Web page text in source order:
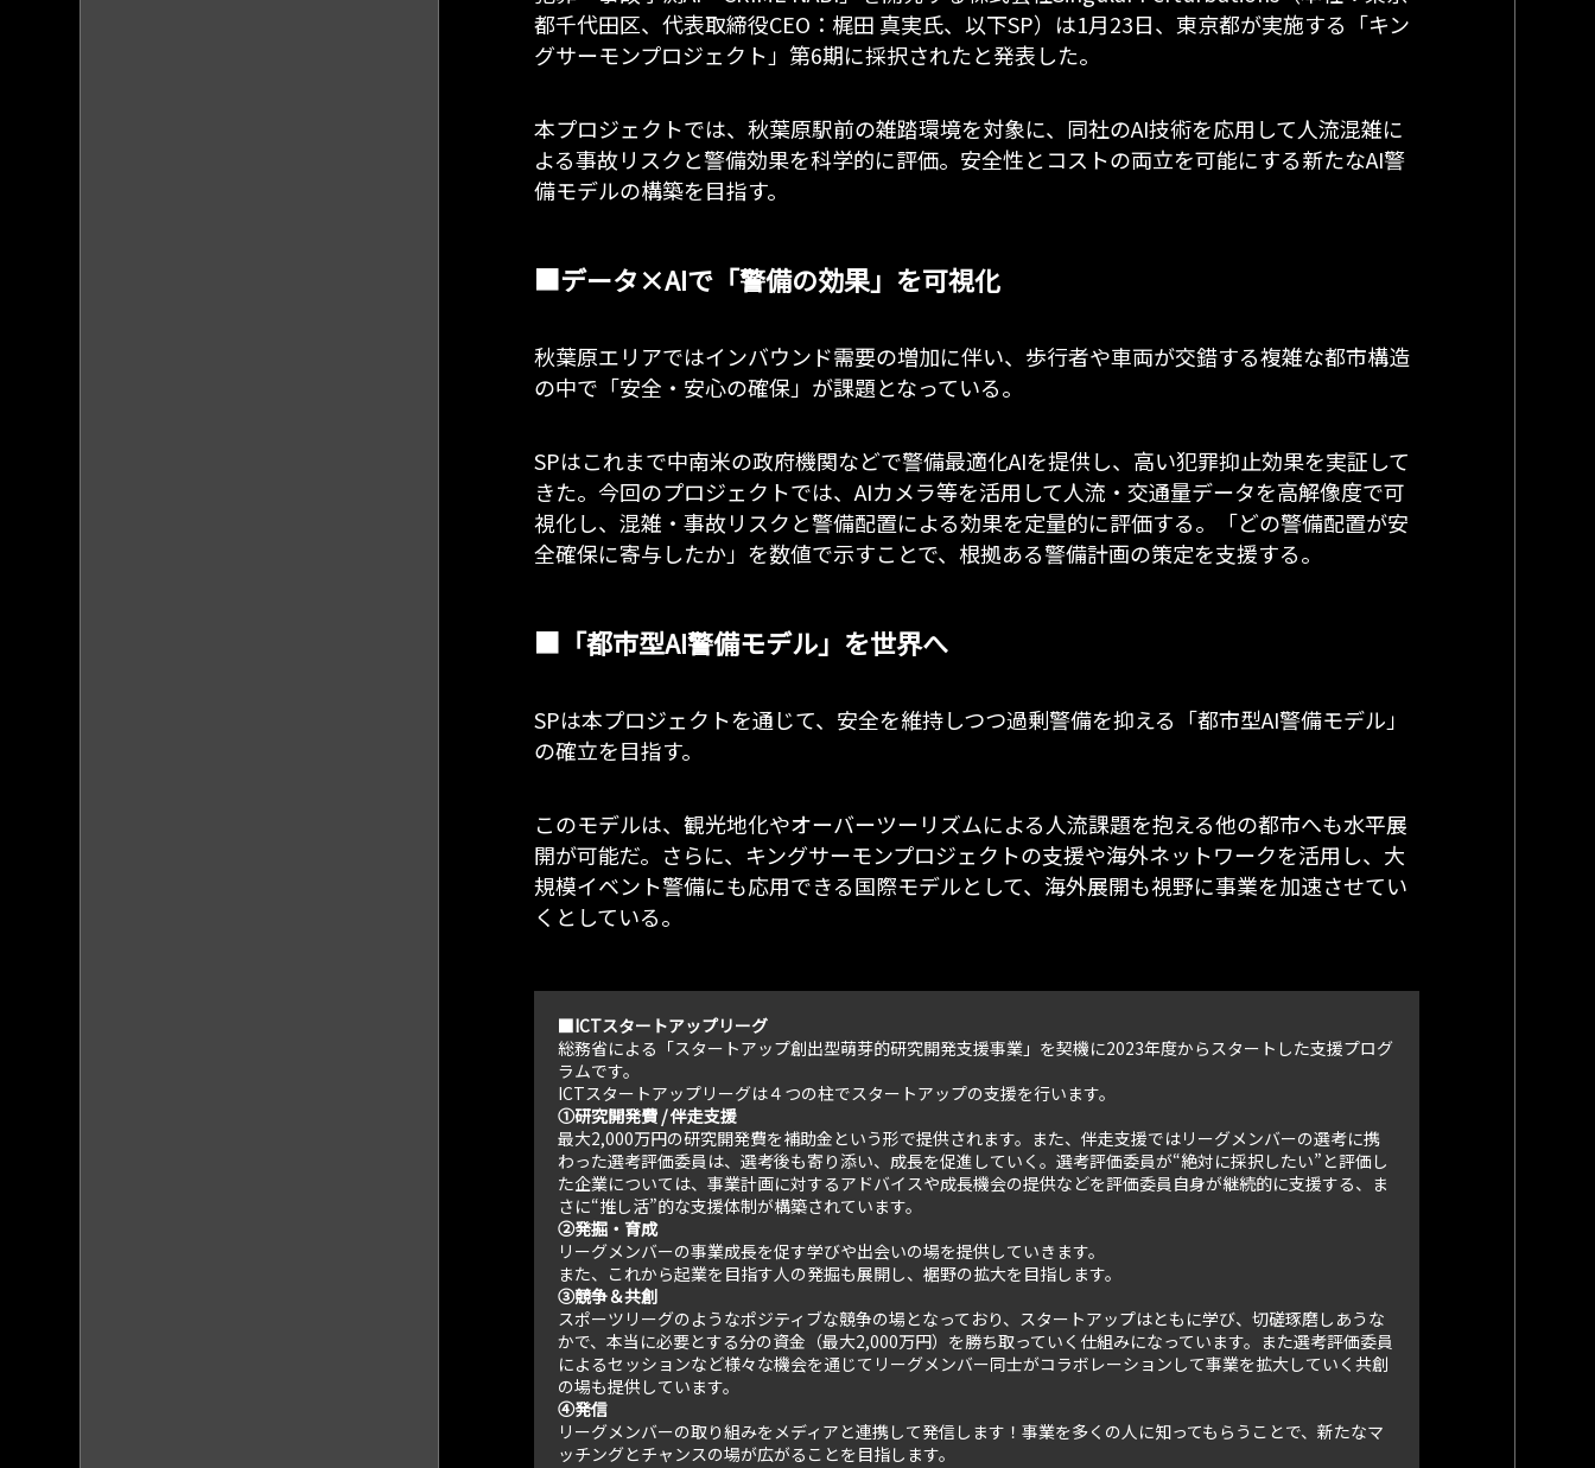
都千代田区、代表取締役CEO：梶田 真実氏、以下SP）は1月23日、東京都が実施する「キン
グサーモンプロジェクト」第6期に採択されたと発表した。
本プロジェクトでは、秋葉原駅前の雑踏環境を対象に、同社のAI技術を応用して人流混雑に
よる事故リスクと警備効果を科学的に評価。安全性とコストの両立を可能にする新たなAI警
備モデルの構築を目指す。
■データ×AIで「警備の効果」を可視化
秋葉原エリアではインバウンド需要の増加に伴い、歩行者や車両が交錯する複雑な都市構造
の中で「安全・安心の確保」が課題となっている。
SPはこれまで中南米の政府機関などで警備最適化AIを提供し、高い犯罪抑止効果を実証して
きた。今回のプロジェクトでは、AIカメラ等を活用して人流・交通量データを高解像度で可
視化し、混雑・事故リスクと警備配置による効果を定量的に評価する。「どの警備配置が安
全確保に寄与したか」を数値で示すことで、根拠ある警備計画の策定を支援する。
■「都市型AI警備モデル」を世界へ
SPは本プロジェクトを通じて、安全を維持しつつ過剰警備を抑える「都市型AI警備モデル」
の確立を目指す。
このモデルは、観光地化やオーバーツーリズムによる人流課題を抱える他の都市へも水平展
開が可能だ。さらに、キングサーモンプロジェクトの支援や海外ネットワークを活用し、大
規模イベント警備にも応用できる国際モデルとして、海外展開も視野に事業を加速させてい
くとしている。
■ICTスタートアップリーグ
総務省による「スタートアップ創出型萌芽的研究開発支援事業」を契機に2023年度からスタートした支援プログ
ラムです。
ICTスタートアップリーグは４つの柱でスタートアップの支援を行います。
①研究開発費 / 伴走支援
最大2,000万円の研究開発費を補助金という形で提供されます。また、伴走支援ではリーグメンバーの選考に携
わった選考評価委員は、選考後も寄り添い、成長を促進していく。選考評価委員が“絶対に採択したい”と評価し
た企業については、事業計画に対するアドバイスや成長機会の提供などを評価委員自身が継続的に支援する、ま
さに“推し活”的な支援体制が構築されています。
②発掘・育成
リーグメンバーの事業成長を促す学びや出会いの場を提供していきます。
また、これから起業を目指す人の発掘も展開し、裾野の拡大を目指します。
③競争＆共創
スポーツリーグのようなポジティブな競争の場となっており、スタートアップはともに学び、切磋琢磨しあうな
かで、本当に必要とする分の資金（最大2,000万円）を勝ち取っていく仕組みになっています。また選考評価委員
によるセッションなど様々な機会を通じてリーグメンバー同士がコラボレーションして事業を拡大していく共創
の場も提供しています。
④発信
リーグメンバーの取り組みをメディアと連携して発信します！事業を多くの人に知ってもらうことで、新たなマ
ッチングとチャンスの場が広がることを目指します。